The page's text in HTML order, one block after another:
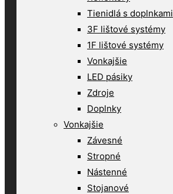
Tienidlá s doplnkami
3F lištové systémy
1F lištové systémy
Vonkajšie
LED pásiky
Zdroje
Doplnky
Vonkajšie
Závesné
Stropné
Nástenné
Stojanové